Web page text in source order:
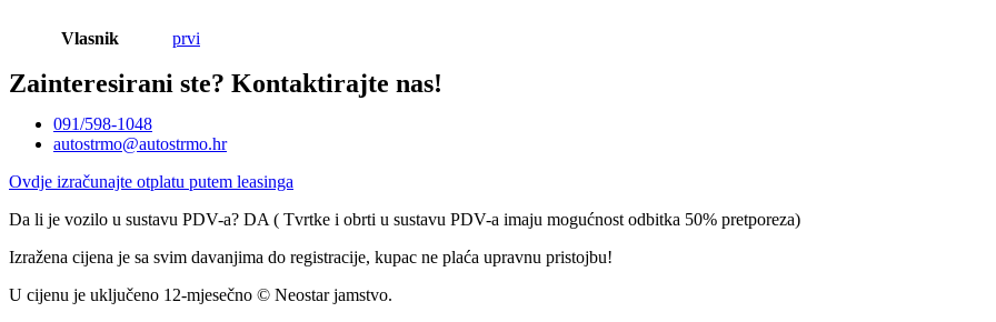
Vlasnik prvi
Zainteresirani ste? Kontaktirajte nas!
091/598-1048
autostrmo@autostrmo.hr
Ovdje izračunajte otplatu putem leasinga
Da li je vozilo u sustavu PDV-a? DA ( Tvrtke i obrti u sustavu PDV-a imaju mogućnost odbitka 50% pretporeza)
Izražena cijena je sa svim davanjima do registracije, kupac ne plaća upravnu pristojbu!
U cijenu je uključeno 12-mjesečno © Neostar jamstvo.